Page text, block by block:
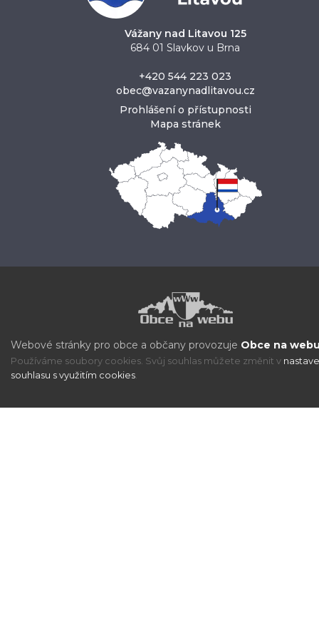
Vážany nad Litavou 125
684 01 Slavkov u Brna
+420 544 223 023
obec@vazanynadlitavou.cz
Prohlášení o přístupnosti
Mapa stránek
Webové stránky pro obce a občany provozuje Obce na
Používáme soubory cookies. Svůj souhlas můžete změnit v
souhlasu s využitím cookies